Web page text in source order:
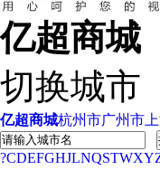
亿超商城
切换城市
亿超商城杭州市广州市
?CDEFGHJLNQSTWXY